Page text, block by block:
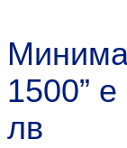
1500”
лв